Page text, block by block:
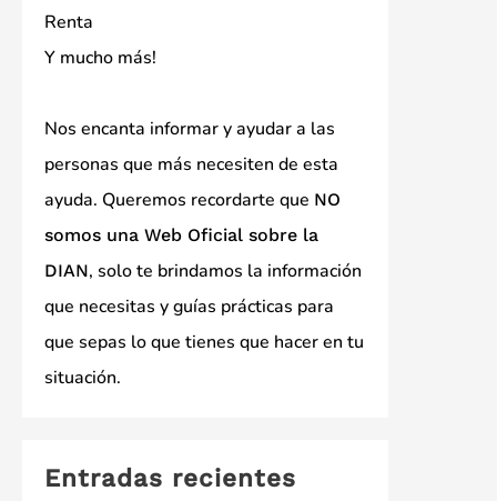
Renta
Y mucho más!
Nos encanta informar y ayudar a las
personas que más necesiten de esta
ayuda. Queremos recordarte que NO
somos una Web Oficial sobre la
DIAN, solo te brindamos la información
que necesitas y guías prácticas para
que sepas lo que tienes que hacer en tu
situación.
Entradas recientes